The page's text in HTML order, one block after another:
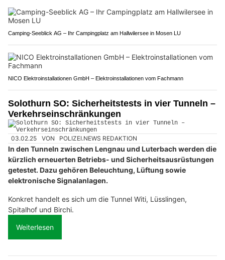
Camping-Seeblick AG – Ihr Campingplatz am Hallwilersee in Mosen LU
NICO Elektroinstallationen GmbH – Elektroinstallationen vom Fachmann
Solothurn SO: Sicherheitstests in vier Tunneln –
Verkehrseinschränkungen
03.02.25 VON POLIZEI.NEWS REDAKTION
In den Tunneln zwischen Lengnau und Luterbach werden die
kürzlich erneuerten Betriebs- und Sicherheitsausrüstungen
getestet. Dazu gehören Beleuchtung, Lüftung sowie
elektronische Signalanlagen.
Konkret handelt es sich um die Tunnel Witi, Lüsslingen,
Spitalhof und Birchi.
Weiterlesen